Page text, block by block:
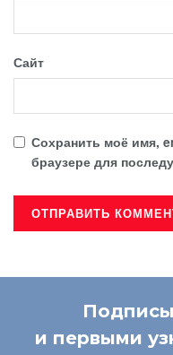
Сайт
Сохранить моё имя,
браузере для
и первыми